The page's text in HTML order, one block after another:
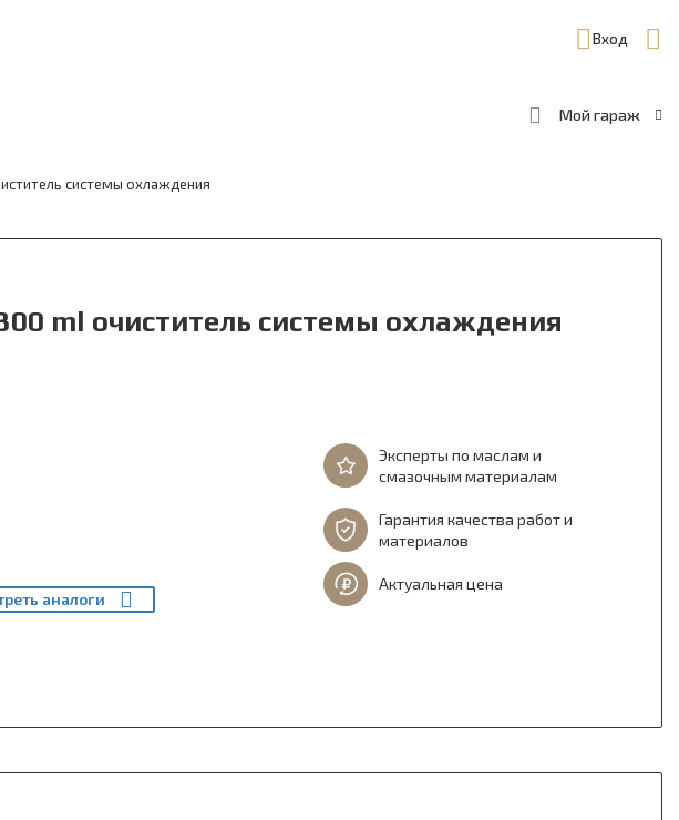
Вход
Мой гараж
системы охлаждения
ml очиститель системы охлаждения
аналоги
Эксперты по маслам и
смазочным материалам
Гарантия качества работ и
материалов
Актуальная цена